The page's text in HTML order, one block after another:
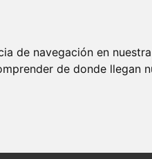
de navegación en
de donde llegan